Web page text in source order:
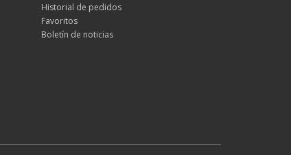
Historial de pedidos
Favoritos
Boletín de noticias